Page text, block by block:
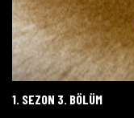
1. SEZON 3. BÖLÜM